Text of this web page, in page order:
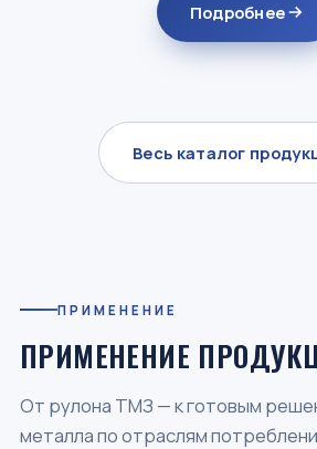
Подробнее
Весь каталог
ПРИМЕНЕНИЕ
ПРИМЕНЕНИЕ
От рулона ТМЗ — к готовым
металла по отраслям